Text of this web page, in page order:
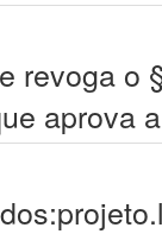
revoga o
aprova